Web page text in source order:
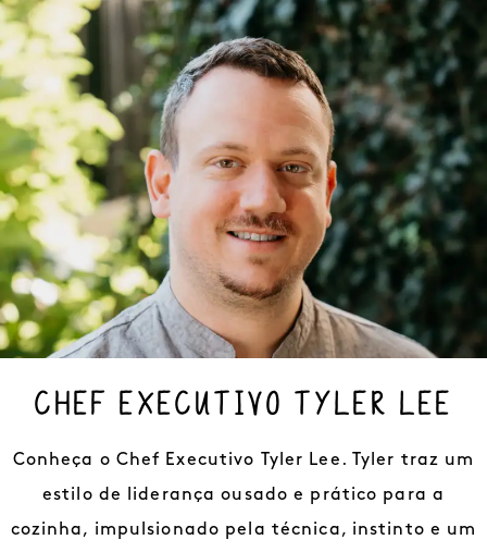
CHEF EXECUTIVO TYLER LEE
Conheça o Chef Executivo Tyler Lee. Tyler traz um
estilo de liderança ousado e prático para a
cozinha, impulsionado pela técnica, instinto e um